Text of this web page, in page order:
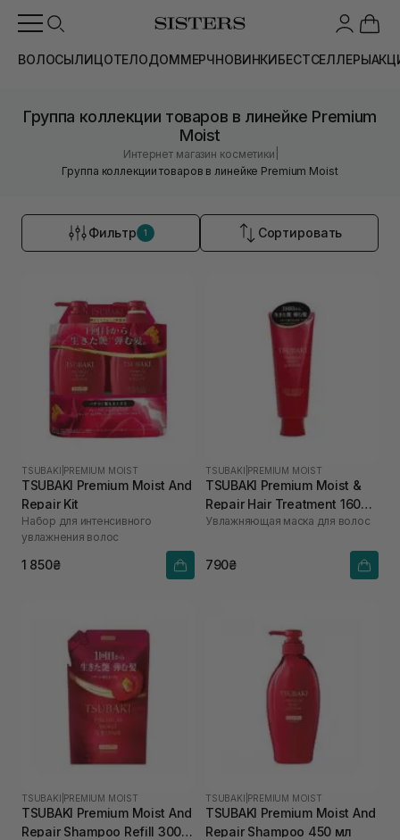
ВОЛОСЫЛИЦОТЕЛОДОММЕРЧНОВИНКИБЕСТСЕЛЛЕРЫ
Группа коллекции товаров в линейке Premium
Moist
Интернет магазин косметики
Группа коллекции товаров в линейке Premium Moist
Фильтр 1 Сортировать
TSUBAKI PREMIUM MOIST
TSUBAKI Premium Moist And
Repair Kit
Набор для интенсивного
увлажнения волос
1 850₴
TSUBAKI PREMIUM MOIST
TSUBAKI Premium Moist &
Repair Hair Treatment 160
мл
Увлажняющая маска для волос
790₴
TSUBAKI PREMIUM MOIST
TSUBAKI Premium Moist And
Repair Shampoo Refill 300
TSUBAKI PREMIUM MOIST
TSUBAKI Premium Moist And
Repair Shampoo 450 мл